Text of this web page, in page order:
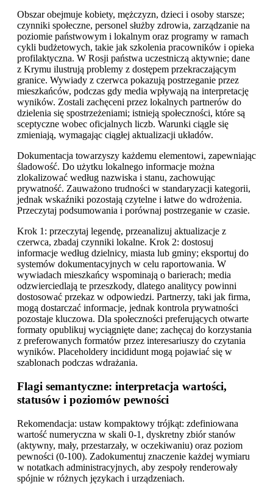
Obszar obejmuje kobiety, mężczyzn, dzieci i osoby starsze;
czynniki społeczne, personel służby zdrowia, zarządzanie na
poziomie państwowym i lokalnym oraz programy w ramach
cykli budżetowych, takie jak szkolenia pracowników i opieka
profilaktyczna. W Rosji państwa uczestniczą aktywnie; dane
z Krymu ilustrują problemy z dostępem przekraczającym
granice. Wywiady z czerwca pokazują postrzeganie przez
mieszkańców, podczas gdy media wpływają na interpretację
wyników. Zostali zachęceni przez lokalnych partnerów do
dzielenia się spostrzeżeniami; istnieją społeczności, które są
sceptyczne wobec oficjalnych liczb. Warunki ciągle się
zmieniają, wymagając ciągłej aktualizacji układów.
Dokumentacja towarzyszy każdemu elementowi, zapewniając
śladowość. Do użytku lokalnego informacje można
zlokalizować według nazwiska i stanu, zachowując
prywatność. Zauważono trudności w standaryzacji kategorii,
jednak wskaźniki pozostają czytelne i łatwe do wdrożenia.
Przeczytaj podsumowania i porównaj postrzeganie w czasie.
Krok 1: przeczytaj legendę, przeanalizuj aktualizacje z
czerwca, zbadaj czynniki lokalne. Krok 2: dostosuj
informacje według dzielnicy, miasta lub gminy; eksportuj do
systemów dokumentacyjnych w celu raportowania. W
wywiadach mieszkańcy wspominają o barierach; media
odzwierciedlają te przeszkody, dlatego analitycy powinni
dostosować przekaz w odpowiedzi. Partnerzy, taki jak firma,
mogą dostarczać informacje, jednak kontrola prywatności
pozostaje kluczowa. Dla społeczności preferujących otwarte
formaty opublikuj wyciągnięte dane; zachęcaj do korzystania
z preferowanych formatów przez interesariuszy do czytania
wyników. Placeholdery incididunt mogą pojawiać się w
szablonach podczas wdrażania.
Flagi semantyczne: interpretacja wartości,
statusów i poziomów pewności
Rekomendacja: ustaw kompaktowy trójkąt: zdefiniowana
wartość numeryczna w skali 0-1, dyskretny zbiór stanów
(aktywny, mały, przestarzały, w oczekiwaniu) oraz poziom
pewności (0-100). Zadokumentuj znaczenie każdej wymiaru
w notatkach administracyjnych, aby zespoły renderowały
spójnie w różnych językach i urządzeniach.